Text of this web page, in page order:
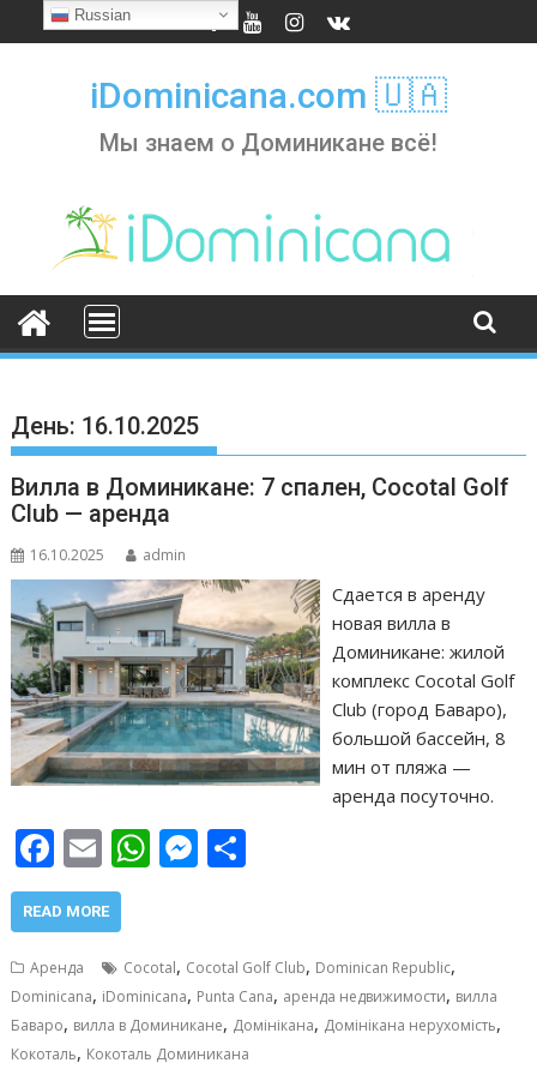
to
iDominicana.com 🇺🇦
Мы знаем о Доминикане всё!
День: 16.10.2025
Вилла в Доминикане: 7 спален, Cocotal Golf
Club — аренда
16.10.2025 admin
Сдается в аренду
новая вилла в
Доминикане: жилой
комплекс Cocotal Golf
Club (город Баваро),
большой бассейн, 8
мин от пляжа —
аренда посуточно.
F
ac
e
b
o
o
E
m
ai
l
W
s
A
p
M
e
n
g
р
а
в
READ MORE
Аренда Cocotal, Cocotal Golf Club, Dominican Republic,
Dominicana, iDominicana, Punta Cana, аренда недвижимости, вилла
Баваро, вилла в Доминикане, Домінікана, Домінікана нерухомість,
Кокоталь, Кокоталь Доминикана
Russian